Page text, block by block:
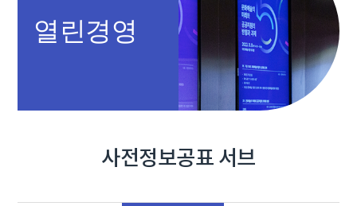
열린경영
사전정보공표 서브